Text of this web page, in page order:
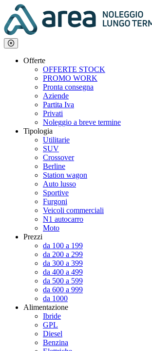
Offerte
OFFERTE STOCK
PROMO WORK
Pronta consegna
Aziende
Partita Iva
Privati
Noleggio a breve termine
Tipologia
Utilitarie
SUV
Crossover
Berline
Station wagon
Auto lusso
Sportive
Furgoni
Veicoli commerciali
N1 autocarro
Moto
Prezzi
da 100 a 199
da 200 a 299
da 300 a 399
da 400 a 499
da 500 a 599
da 600 a 999
da 1000
Alimentazione
Ibride
GPL
Diesel
Benzina